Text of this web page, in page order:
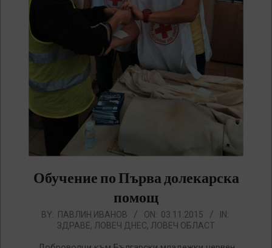
Обучение по Първа долекарска
помощ
2015-
BY: ПАВЛИН ИВАНОВ ON: 03.11.2015
IN:
ЗДРАВЕ, ЛОВЕЧ ДНЕС, ЛОВЕЧ ОБЛАСТ